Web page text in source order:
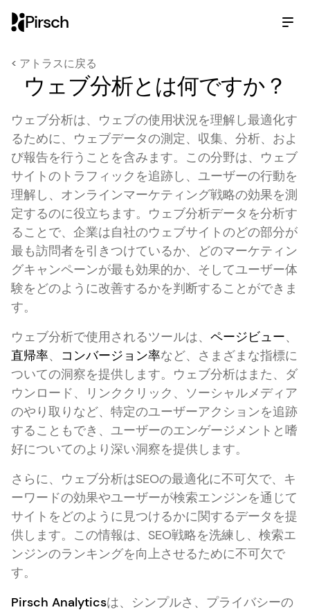
Pirsch
< アトラスに戻る
ウェブ分析とは何ですか？
ウェブ分析は、ウェブの使用状況を理解し最適化す
るために、ウェブデータの測定、収集、分析、およ
び報告を行うことを含みます。この分野は、ウェブ
サイトのトラフィックを追跡し、ユーザーの行動を
理解し、オンラインマーケティング戦略の効果を測
定するのに役立ちます。ウェブ分析データを分析す
ることで、企業は自社のウェブサイトのどの部分が
最も訪問者を引きつけているか、どのマーケティン
グキャンペーンが最も効果的か、そしてユーザー体
験をどのように改善するかを判断することができま
す。
ウェブ分析で使用されるツールは、 ページビュー、
直帰率、 コンバージョン率など、さまざまな指標に
ついての洞察を提供します。ウェブ分析はまた、ダ
ウンロード、リンククリック、ソーシャルメディア
のやり取りなど、特定のユーザーアクションを追跡
することもでき、ユーザーのエンゲージメントと嗜
好についてのより深い洞察を提供します。
さらに、ウェブ分析はSEOの最適化に不可欠で、キ
ーワードの効果やユーザーが検索エンジンを通じて
サイトをどのように見つけるかに関するデータを提
供します。この情報は、SEO戦略を洗練し、検索エ
ンジンのランキングを向上させるために不可欠で
す。
Pirsch Analyticsは、シンプルさ、プライバシーの